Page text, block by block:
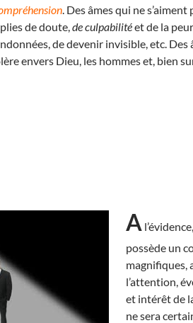
. Des âmes qui ne
de doute,de culpabilitéet de la
de devenir invisible, etc. Des
envers Dieu, les hommes et, bien
A
possède un
magnifiques,
l’attention,
et intérêt de
ne sera